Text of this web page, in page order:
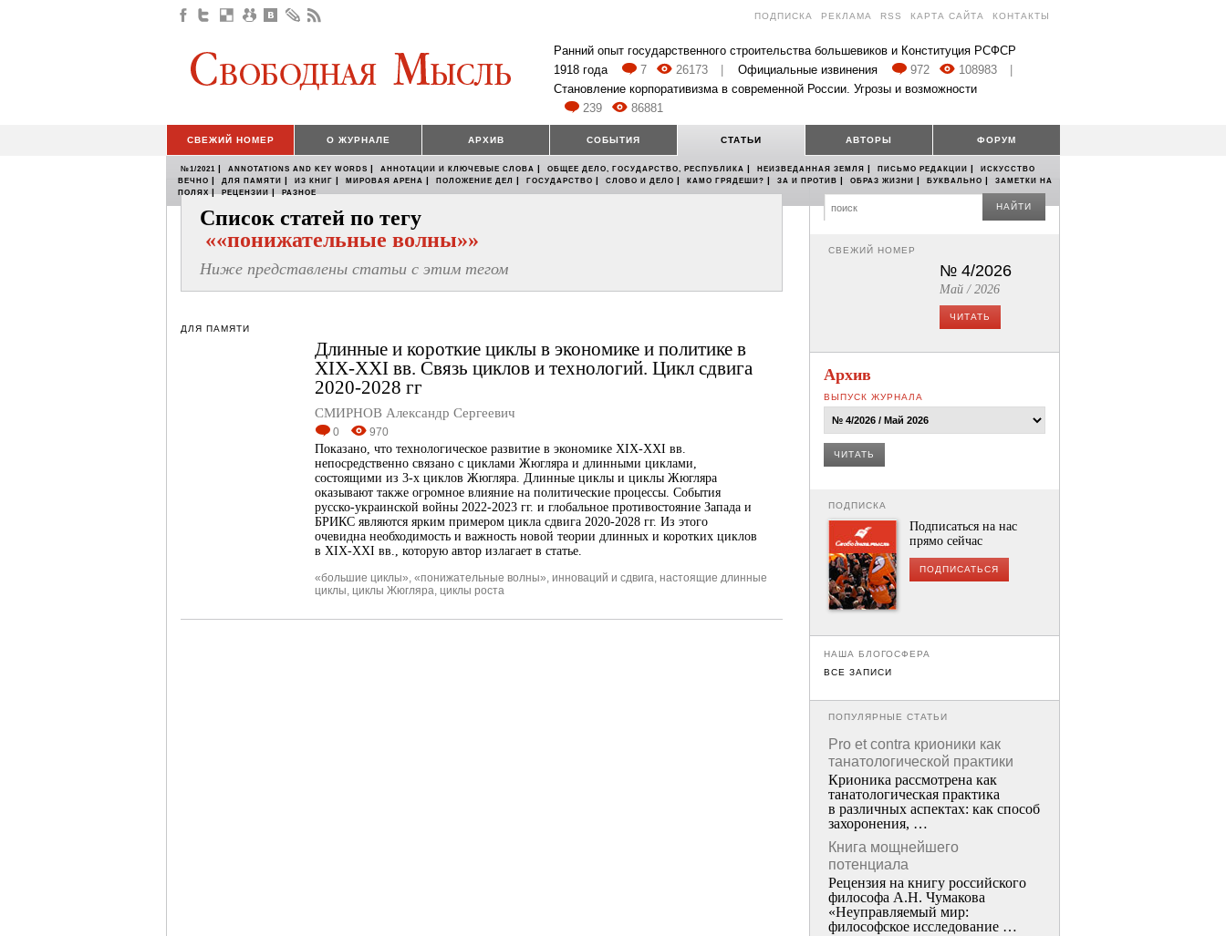
ПОДПИСКА РЕКЛАМА RSS КАРТА САЙТА КОНТАКТЫ
Ранний опыт государственного строительства большевиков и Конституция РСФСР
1918 года
7 26173 Официальные извинения 972 108983
Становление корпоративизма в современной России. Угрозы и возможности
239
86881
СВЕЖИЙ НОМЕР О ЖУРНАЛЕ АРХИВ СОБЫТИЯ СТАТЬИ АВТОРЫ ФОРУМ
№1/2021 | ANNOTATIONS AND KEY WORDS | АННОТАЦИИ И КЛЮЧЕВЫЕ СЛОВА | ОБЩЕЕ ДЕЛО, ГОСУДАРСТВО, РЕСПУБЛИКА | НЕИЗВЕДАННАЯ ЗЕМЛЯ | ПИСЬМО РЕДАКЦИИ |
ИСКУССТВО
ВЕЧНО | ДЛЯ ПАМЯТИ | ИЗ КНИГ | МИРОВАЯ АРЕНА | ПОЛОЖЕНИЕ ДЕЛ | ГОСУДАРСТВО | СЛОВО И ДЕЛО | КАМО ГРЯДЕШИ? | ЗА И ПРОТИВ | ОБРАЗ ЖИЗНИ | БУКВАЛЬНО |
ЗАМЕТКИ НА
ПОЛЯХ | РЕЦЕНЗИИ | РАЗНОЕ
Список статей по тегу
««понижательные волны»»
Ниже представлены статьи с этим тегом
ДЛЯ ПАМЯТИ
Длинные и короткие циклы в экономике и политике в
XIX-XXI вв. Связь циклов и технологий. Цикл сдвига
2020-2028 гг
СМИРНОВ Александр Сергеевич
0 970
Показано, что технологическое развитие в экономике XIX-XXI вв.
непосредственно связано с циклами Жюгляра и длинными циклами,
состоящими из 3-х циклов Жюгляра. Длинные циклы и циклы Жюгляра
оказывают также огромное влияние на политические процессы. События
русско-украинской войны 2022-2023 гг. и глобальное противостояние Запада и
БРИКС являются ярким примером цикла сдвига 2020-2028 гг. Из этого
очевидна необходимость и важность новой теории длинных и коротких циклов
в XIX-XXI вв., которую автор излагает в статье.
«большие циклы», «понижательные волны», инноваций и сдвига, настоящие длинные
циклы, циклы Жюгляра, циклы роста
НАЙТИ
СВЕЖИЙ НОМЕР
№ 4/2026
Май / 2026
ЧИТАТЬ
Архив
ВЫПУСК ЖУРНАЛА
ЧИТАТЬ
ПОДПИСКА
Подписаться на нас
прямо сейчас
ПОДПИСАТЬСЯ
НАША БЛОГОСФЕРА
ВСЕ ЗАПИСИ
ПОПУЛЯРНЫЕ СТАТЬИ
Pro et contra крионики как
танатологической практики
Крионика рассмотрена как
танатологическая практика
в различных аспектах: как способ
захоронения, …
Книга мощнейшего
потенциала
Рецензия на книгу российского
философа А.Н. Чумакова
«Неуправляемый мир:
философское исследование …